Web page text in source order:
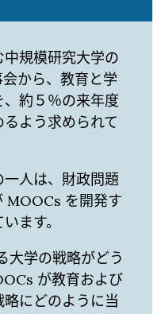
規模研究大学の
から、教育と学
約５％の来年度
よう求められて
人は、財政問題
MOOCs を開発す
ます。
大学の戦略がどう
が教育および
にどのように当